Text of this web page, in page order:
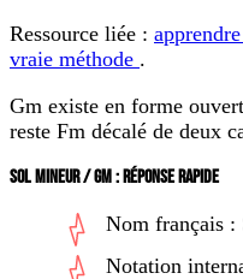
Ressource liée :
vraie méthode .
Gm existe en forme
reste Fm décalé de deux
SOL MINEUR / GM : RÉPONSE RAPIDE
Nom français :
Notation